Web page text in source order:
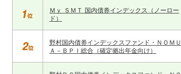
Ｍｙ ＳＭＴ 国内債券インデックス（ノーロー
ド）
野村国内債券インデックスファンド・ＮＯＭ
Ａ－ＢＰＩ総合（確定拠出年金向け）